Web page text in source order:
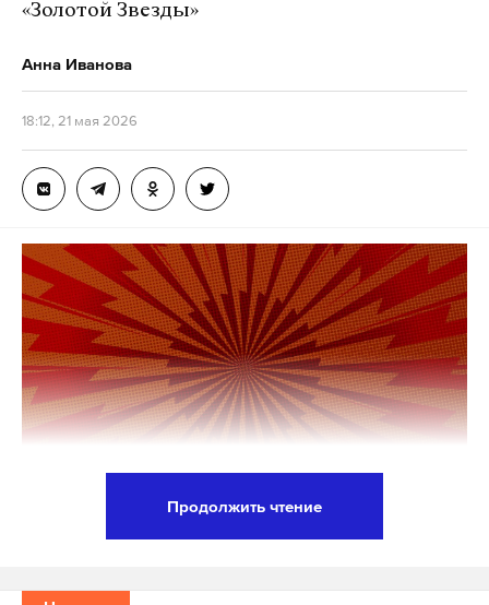
«Золотой Звезды»
Анна Иванова
18:12, 21 мая 2026
Продолжить чтение